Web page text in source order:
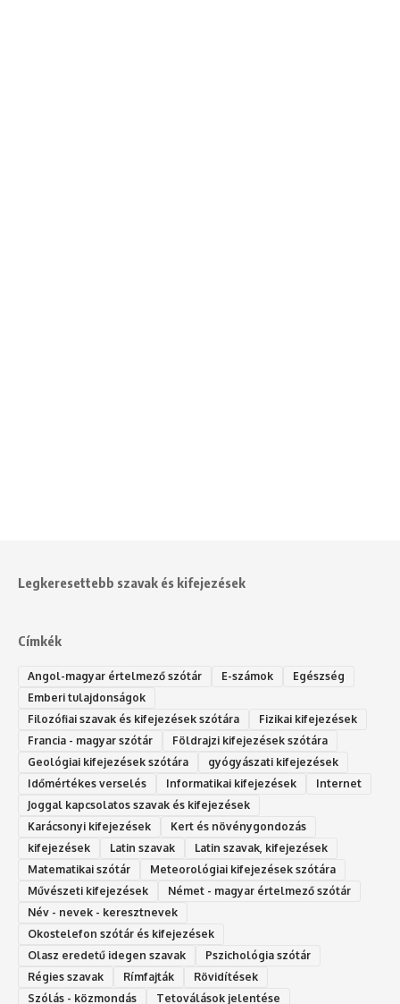
Legkeresettebb szavak és kifejezések
Címkék
Angol-magyar értelmező szótár E-számok
Egészség
Emberi tulajdonságok
Filozófiai szavak és kifejezések szótára
Fizikai kifejezések
Francia - magyar szótár
Földrajzi kifejezések szótára
Geológiai kifejezések szótára
gyógyászati kifejezések
Időmértékes verselés
Informatikai kifejezések
Internet
Joggal kapcsolatos szavak és kifejezések
Karácsonyi kifejezések
Kert és növénygondozás
kifejezések
Latin szavak
Latin szavak, kifejezések
Matematikai szótár
Meteorológiai kifejezések szótára
Művészeti kifejezések
Német - magyar értelmező szótár
Név - nevek - keresztnevek
Okostelefon szótár és kifejezések
Olasz eredetű idegen szavak
Ps‮gólohciz‬ia s‮átóz‬r
Régies szavak
Rímfajták
Rövidítések
Szólás - közmondás
Tetoválások jelentése